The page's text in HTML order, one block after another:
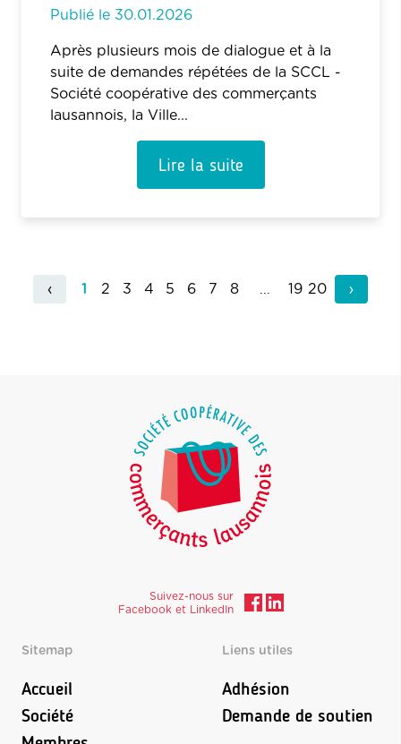
Publié le 30.01.2026
Après plusieurs mois de dialogue et à la
suite de demandes répétées de la SCCL -
Société coopérative des commerçants
lausannois, la Ville...
Lire la suite
‹ 1 2 3 4 5 6 7 8 ... 19 20 ›
Suivez-nous sur
Facebook et LinkedIn
Sitemap
Accueil
Société
Liens utiles
Adhésion
Demande de soutien